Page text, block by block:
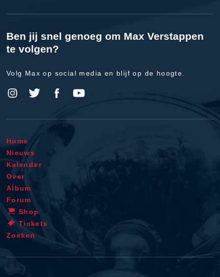
Ben jij snel genoeg om Max Verstappen
te volgen?
Volg Max op social media en blijf op de hoogte.
Home
Nieuws
Kalender
Over
Album
Forum
Shop
Tickets
Zoeken